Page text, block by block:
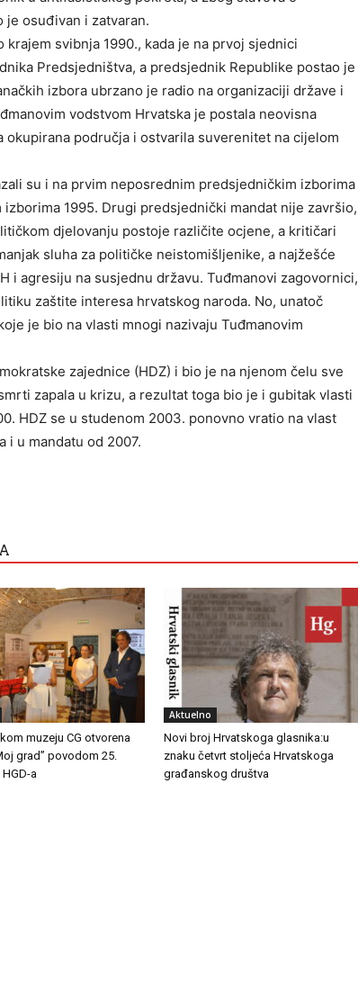
je osuđivan i zatvaran.
svibnja 1990., kada je na prvoj sjednici
Predsjedništva, a predsjednik Republike postao je
izbora ubrzano je radio na organizaciji države i
vodstvom Hrvatska je postala neovisna
područja i ostvarila suverenitet na cijelom
su i na prvim neposrednim predsjedničkim izborima
1995. Drugi predsjednički mandat nije završio,
djelovanju postoje različite ocjene, a kritičari
sluha za političke neistomišljenike, a najžešće
i agresiju na susjednu državu. Tuđmanovi zagovornici,
zaštite interesa hrvatskog naroda. No, unatoč
je bio na vlasti mnogi nazivaju Tuđmanovim
zajednice (HDZ) i bio je na njenom čelu sve
zapala u krizu, a rezultat toga bio je i gubitak vlasti
HDZ se u studenom 2003. ponovno vratio na vlast
i u mandatu od 2007.
muzeju CG otvorena
grad” povodom 25.
a
Aktuelno
Novi broj Hrvatskoga glasnika:u
znaku četvrt stoljeća Hrvatskoga
građanskog društva